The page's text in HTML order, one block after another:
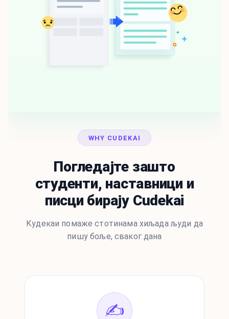
WHY CUDEKAI
Погледајте зашто
студенти, наставници и
писци бирају Cudekai
Кудекаи помаже стотинама хиљада људи да
пишу боље, сваког дана
✍️